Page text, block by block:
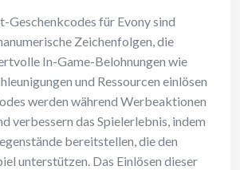
Geschenkcodes für Evony sind
Zeichenfolgen, die
In-Game-Belohnungen wie
und Ressourcen einlösen
werden während Werbeaktionen
verbessern das Spielerlebnis, indem
bereitstellen, die den
unterstützen. Das Einlösen dieser